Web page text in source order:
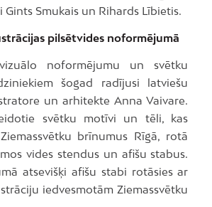
Gints Smukais un Rihards Lībietis.
pilsētvides noformējumā
vizuālo noformējumu un svētku
šogad radījusi latviešu
un arhitekte Anna Vaivare.
svētku motīvi un tēli, kas
brīnumus Rīgā, rotā
vides stendus un afišu stabus.
atsevišķi afišu stabi rotāsies ar
iedvesmotām Ziemassvētku